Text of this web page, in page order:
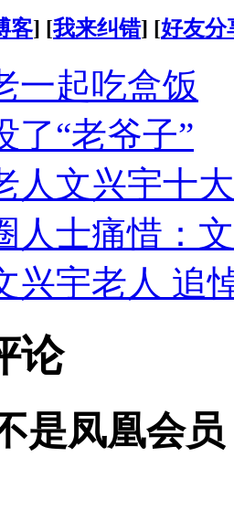
客] [我来纠错] [好友分
一起吃盒饭
了“老爷子”
人文兴宇十
人士痛惜：
兴宇老人 追
论
是凤凰会